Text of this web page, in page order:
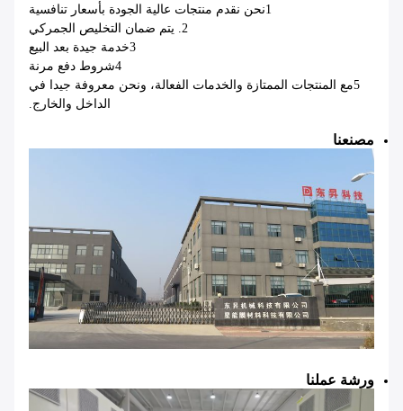
1نحن نقدم منتجات عالية الجودة بأسعار تنافسية
2. يتم ضمان التخليص الجمركي
3خدمة جيدة بعد البيع
4شروط دفع مرنة
5مع المنتجات الممتازة والخدمات الفعالة، ونحن معروفة جيدا في
الداخل والخارج.
مصنعنا
ورشة عملنا